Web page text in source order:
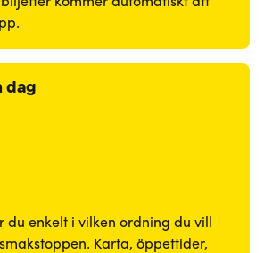
dag
du enkelt i vilken ordning du vill
Karta, öppettider,